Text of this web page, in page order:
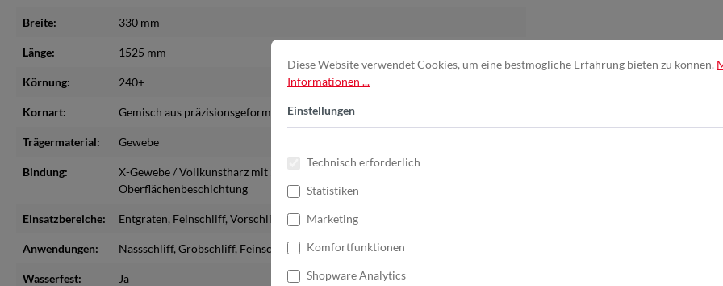
Breite: 330 mm
Länge: 1525 mm
Körnung: 240+
Kornart: Gemisch aus präzisionsgeformtem Keramikkorn und Aluminiumoxid
Trägermaterial: Gewebe
Bindung:
X-Gewebe / Vollkunstharz mit Schleifhilfsmittel als zusätzliche
Oberflächenbeschichtung
Einsatzbereiche: Entgraten, Feinschliff, Vorschliff
Anwendungen: Nassschliff, Grobschliff, Feinschliff , Vor und Zwischenschliff
Wasserfest: Ja
Diese Website verwendet Cookies, um eine bestmögliche Erfahrung bieten zu können.
Informationen ...
Einstellungen
Technisch erforderlich
Statistiken
Marketing
Komfortfunktionen
Shopware Analytics